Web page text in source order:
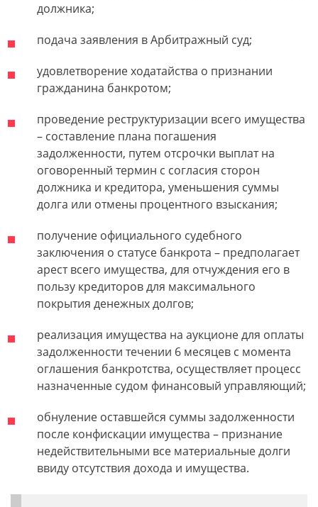
должника;
подача заявления в Арбитражный суд;
удовлетворение ходатайства о признании
гражданина банкротом;
проведение реструктуризации всего имущества
– составление плана погашения
задолженности, путем отсрочки выплат на
оговоренный термин с согласия сторон
должника и кредитора, уменьшения суммы
долга или отмены процентного взыскания;
получение официального судебного
заключения о статусе банкрота – предполагает
арест всего имущества, для отчуждения его в
пользу кредиторов для максимального
покрытия денежных долгов;
реализация имущества на аукционе для оплаты
задолженности течении 6 месяцев с момента
оглашения банкротства, осуществляет процесс
назначенные судом финансовый управляющий;
обнуление оставшейся суммы задолженности
после конфискации имущества – признание
недействительными все материальные долги
ввиду отсутствия дохода и имущества.